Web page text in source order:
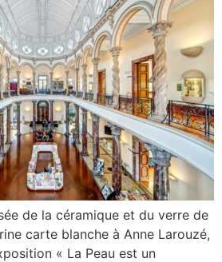
de la céramique et du verre de
carte blanche à Anne Larouzé,
« La Peau est un